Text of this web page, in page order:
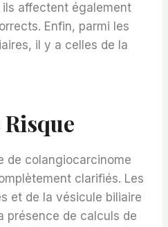
affectent également
Enfin, parmi les
il y a celles de la
de colangiocarcinome
clarifiés. Les
et de la vésicule biliaire
présence de calculs de